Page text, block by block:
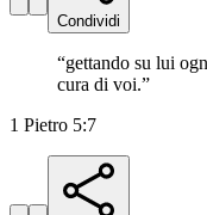
Condividi
“gettando su lui
cura di voi.”
1 Pietro 5:7